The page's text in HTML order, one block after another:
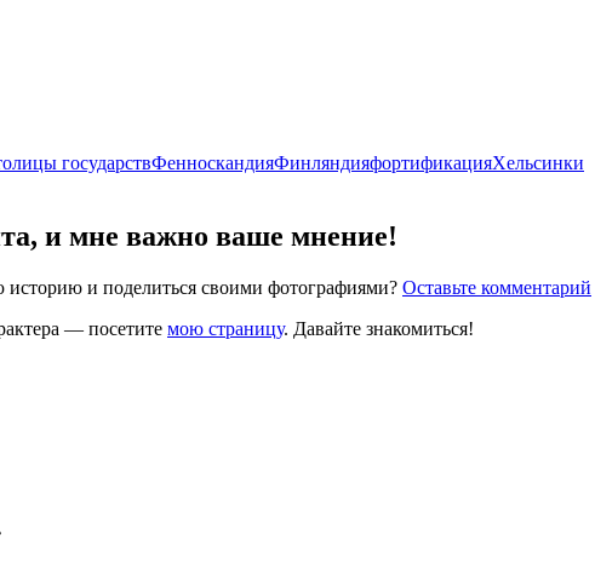
государствФенноскандияФинляндияфортификацияХельсинки
и мне важно ваше мнение!
историю и поделиться своими фотографиями? Оставьте комментарий
— посетите мою страницу. Давайте знакомиться!